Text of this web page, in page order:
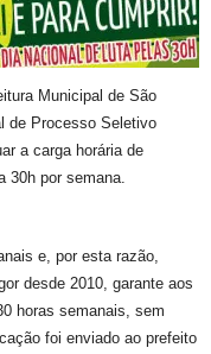
Municipal de São
de Processo Seletivo
a carga horária de
30h por semana.
e, por esta razão,
desde 2010, garante aos
horas semanais, sem
foi enviado ao prefeito